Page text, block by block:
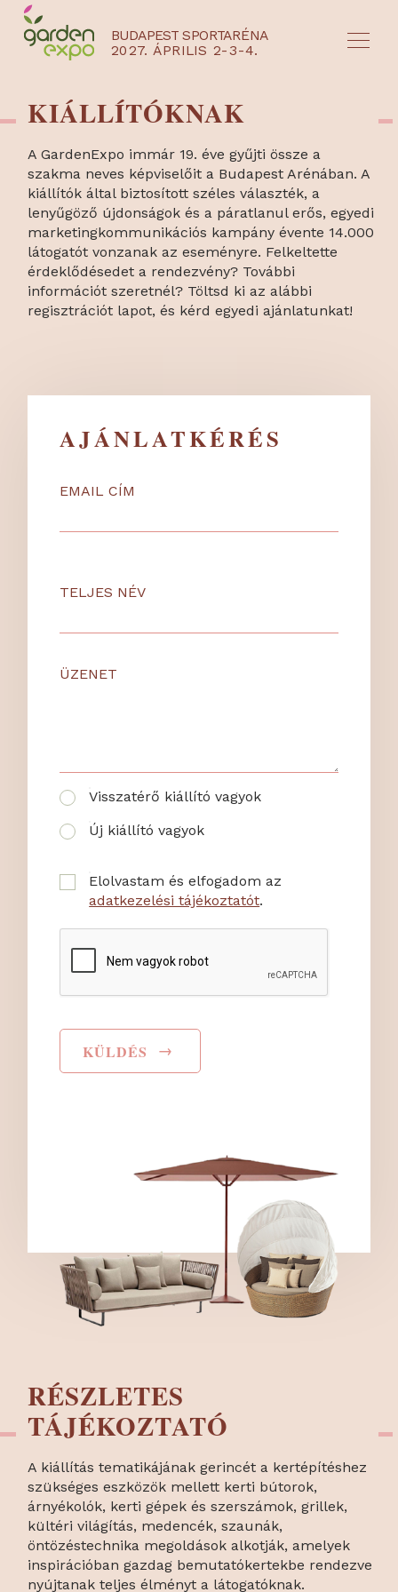
BUDAPEST SPORTARÉNA
2027. ÁPRILIS 2-3-4.
EN
KIÁLLÍTÓKNAK
A GardenExpo immár 19. éve gyűjti össze a
szakma neves képviselőit a Budapest Arénában. A
kiállítók által biztosított széles választék, a
lenyűgöző újdonságok és a páratlanul erős, egyedi
marketingkommunikációs kampány évente 14.000
látogatót vonzanak az eseményre. Felkeltette
érdeklődésedet a rendezvény? További
információt szeretnél? Töltsd ki az alábbi
regisztrációt lapot, és kérd egyedi ajánlatunkat!
AJÁNLATKÉRÉS
EMAIL CÍM
TELJES NÉV
ÜZENET
Visszatérő kiállító vagyok
Új kiállító vagyok
Elolvastam és elfogadom az
adatkezelési tájékoztatót.
KÜLDÉS →
RÉSZLETES
TÁJÉKOZTATÓ
A kiállítás tematikájának gerincét a kertépítéshez
szükséges eszközök mellett kerti bútorok,
árnyékolók, kerti gépek és szerszámok, grillek,
kültéri világítás, medencék, szaunák,
öntözéstechnika megoldások alkotják, amelyek
inspirációban gazdag bemutatókertekbe rendezve
nyújtanak teljes élményt a látogatóknak.